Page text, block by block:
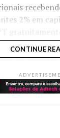
2% em
avaliada em
na OpenAI
no último
CONTINUE